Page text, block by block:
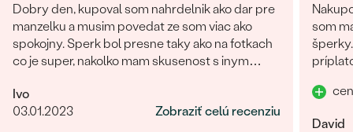
PODĽA TVARU DRAHOKAMU
NA MIERU
DIAMANTY
náušnice
PREZRIEŤ
Personalizované
Najpredávanejšie
prstene
Dobry den, kupoval som nahrdelnik ako dar pre
manzelku a musim povedat ze som viac ako
spokojny. Sperk bol presne taky ako na fotkach
co je super, nakolko mam skusenost s inym
giganticky a prisla "miniatura". V tomto obchode
fotka presne velkostne sedi s realitou (foto na
Ivo
03.01.2023
Zobraziť celú recenziu
som
David